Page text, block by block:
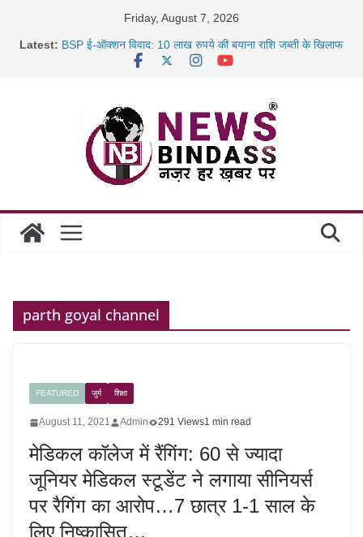
Friday, August 7, 2026
Latest: BSP ई-ऑक्शन विवाद: 10 लाख रुपये की बयाना राशि जब्ती के खिलाफ
साइबर ठगी पर दुर्ग पुलिस का बड़ा एक्शन: 13 म्यूल बैंक खाताधारक
गिरफ्तार
parth goyal channel
FEATURED जुर्म शिक्षा
August 11, 2021 Admin 291 Views1 min read
मेडिकल कॉलेज में रैंगिंग: 60 से ज्यादा
जूनियर मेडिकल स्टूडेंट ने लगाया सीनियर्स
पर रैगिंग का आरोप…7 छात्र 1-1 साल के
लिए निष्कासित…